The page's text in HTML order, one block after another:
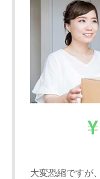
大変恐縮ですが、